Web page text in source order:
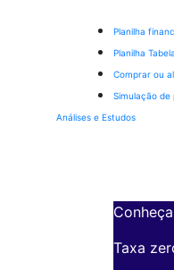
Planilha
Planilha
Comprar ou
Simulação
Análises e Estudos
Taxa